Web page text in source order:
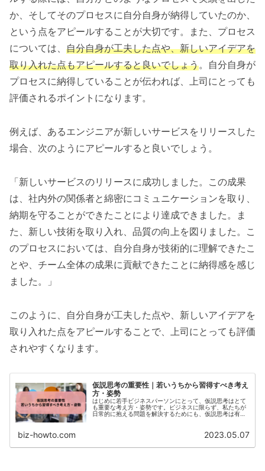
か、そしてそのプロセスに自分自身が納得していたのか、
という点をアピールすることが大切です。また、プロセス
については、 自分自身が工夫した点や、新しいアイデアを
取り入れた点もアピールすると良いでしょう。自分自身が
プロセスに納得していることが伝われば、上司にとっても
評価されるポイントになります。
例えば、あるエンジニアが新しいサービスをリリースした
場合、次のようにアピールすると良いでしょう。
「新しいサービスのリリースに成功しました。この成果
は、社内外の関係者と綿密にコミュニケーションを取り、
納期を守ることができたことにより達成できました。ま
た、新しい技術を取り入れ、品質の向上を図りました。こ
のプロセスにおいては、自分自身が技術的に理解できたこ
とや、チーム全体の成果に貢献できたことに納得感を感じ
ました。」
このように、自分自身が工夫した点や、新しいアイデアを
取り入れた点をアピールすることで、上司にとっても評価
されやすくなります。
仮説思考の重要性｜若いうちから習得すべき考え
方・姿勢
はじめに若手ビジネスパーソンにとって、仮説思考はとて
も重要な考え方・姿勢です。ビジネスに限らず、私たちが
日常的に抱える問題を解決するためにも、仮説思考は有用
biz-howto.com 2023.05.07